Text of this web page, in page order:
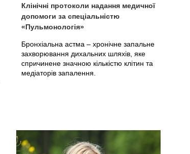
Клінічні протоколи надання медичної
допомоги за спеціальністю
«Пульмонологія»
Бронхіальна астма – хронічне запальне
захворювання дихальних шляхів, яке
спричинене значною кількістю клітин та
медіаторів запалення.